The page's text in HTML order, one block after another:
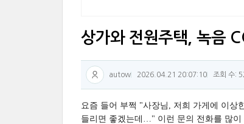
상가와 전원주택, 녹음
autow 2026.04.21 20:07:10 조회 수:
요즘 들어 부쩍 "사장님, 저희 가게에 이상
들리면 좋겠는데…" 이런 문의 전화를 많이